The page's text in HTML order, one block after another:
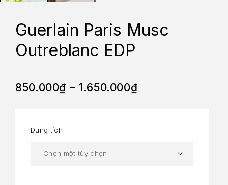
Guerlain Paris Musc
Outreblanc EDP
850.000₫ – 1.650.000₫
Dung tích